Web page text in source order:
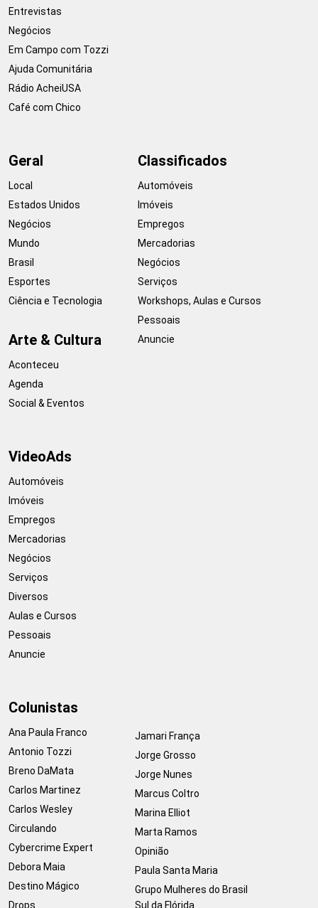
Entrevistas
Negócios
Em Campo com Tozzi
Ajuda Comunitária
Rádio AcheiUSA
Café com Chico
Geral
Local
Estados Unidos
Negócios
Mundo
Brasil
Esportes
Ciência e Tecnologia
Arte & Cultura
Aconteceu
Agenda
Social & Eventos
Classificados
Automóveis
Imóveis
Empregos
Mercadorias
Negócios
Serviços
Workshops, Aulas e Cursos
Pessoais
Anuncie
VideoAds
Automóveis
Imóveis
Empregos
Mercadorias
Negócios
Serviços
Diversos
Aulas e Cursos
Pessoais
Anuncie
Colunistas
Ana Paula Franco
Antonio Tozzi
Breno DaMata
Carlos Martinez
Carlos Wesley
Circulando
Cybercrime Expert
Debora Maia
Destino Mágico
Drops
Jamari França
Jorge Grosso
Jorge Nunes
Marcus Coltro
Marina Elliot
Marta Ramos
Opinião
Paula Santa Maria
Grupo Mulheres do Brasil
Sul da Flórida